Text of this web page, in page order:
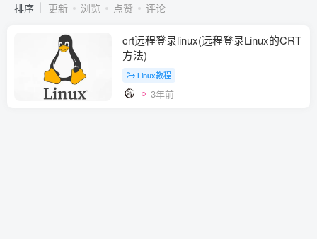
排序 更新 浏览 点赞 评论
crt远程登录linux(远程登录Linux的CRT
方法)
Linux教程
3年前